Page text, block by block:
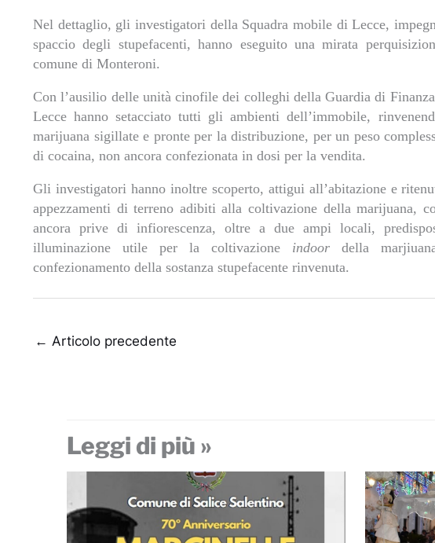
Nel dettaglio, gli investigatori della Squadra mobile di Lecce,
spaccio degli stupefacenti, hanno eseguito una mirata
comune di Monteroni.
Con l’ausilio delle unità cinofile dei colleghi della Guardia di
Lecce hanno setacciato tutti gli ambienti dell’immobile,
marijuana sigillate e pronte per la distribuzione, per un peso
di cocaina, non ancora confezionata in dosi per la vendita.
Gli investigatori hanno inoltre scoperto, attigui all’abitazione e
appezzamenti di terreno adibiti alla coltivazione della marijuana,
ancora prive di infiorescenza, oltre a due ampi locali,
illuminazione utile per la coltivazione indoor della
confezionamento della sostanza stupefacente rinvenuta.
← Articolo precedente
Leggi di più »